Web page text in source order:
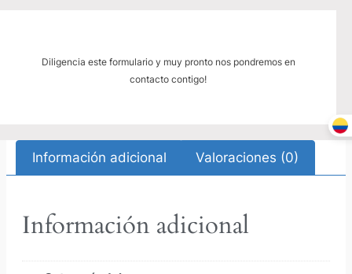
Diligencia este formulario y muy pronto nos pondremos en
contacto contigo!
Información adicional Valoraciones (0)
Información adicional